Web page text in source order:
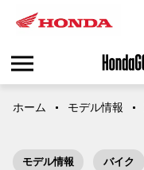
ホーム モデル情報
モデル情報 バイク